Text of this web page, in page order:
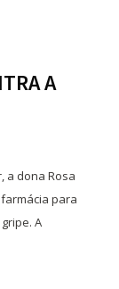
A
a dona Rosa
para
A